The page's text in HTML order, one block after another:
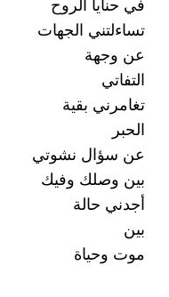
في حنايا الروح
تساءلتني الجهات
عن وجهة
التفاتي
تغامرني بقية
الحبر
عن سؤال نشوتي
بين وصلك وفيك
أجدني حالة
بين
موت وحياة